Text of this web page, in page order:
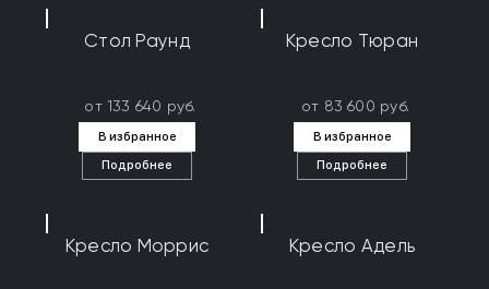
Стол Раунд
от 133 640 руб.
В избранное
Подробнее
Кресло Тюран
от 83 600 руб.
В избранное
Подробнее
Кресло Моррис Кресло Адель